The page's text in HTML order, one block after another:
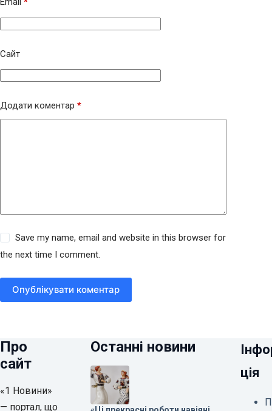
Сайт
Додати коментар *
Save my name, email and website in this browser for
the next time I comment.
Опублікувати коментар
Про
сайт
«1 Новини»
— портал, що
Останні новини
ція